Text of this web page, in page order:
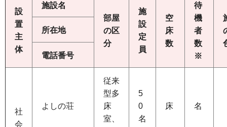
設
置
主
体
施設名
部屋
の区
分
施
設
定
員
空
床
数
待
機
者
数
※
所在地
電話番号
社
会
よしの荘
従来
型多
床
室、
5
0
名
床 名